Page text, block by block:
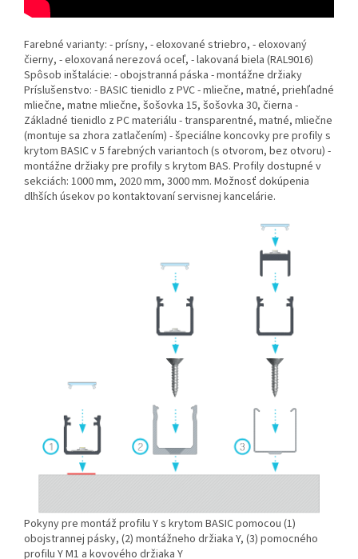
Farebné varianty: - prísny, - eloxované striebro, - eloxovaný
čierny, - eloxovaná nerezová oceľ, - lakovaná biela (RAL9016)
Spôsob inštalácie: - obojstranná páska - montážne držiaky
Príslušenstvo: - BASIC tienidlo z PVC - mliečne, matné, priehľadné
mliečne, matne mliečne, šošovka 15, šošovka 30, čierna -
Základné tienidlo z PC materiálu - transparentné, matné, mliečne
(montuje sa zhora zatlačením) - špeciálne koncovky pre profily s
krytom BASIC v 5 farebných variantoch (s otvorom, bez otvoru) -
montážne držiaky pre profily s krytom BAS. Profily dostupné v
sekciách: 1000 mm, 2020 mm, 3000 mm. Možnosť dokúpenia
dlhších úsekov po kontaktovaní servisnej kancelárie.
Pokyny pre montáž profilu Y s krytom BASIC pomocou (1)
obojstrannej pásky, (2) montážneho držiaka Y, (3) pomocného
profilu Y M1 a kovového držiaka Y